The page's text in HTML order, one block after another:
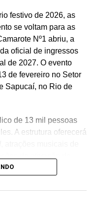
FERNANDA
Pereira
Eduarda Navarro /
festivo de 2026, as
se voltam para as
Nº1 abriu, a
oficial de ingressos
de 2027. O evento
de fevereiro no Setor
Sapucaí, no Rio de
de 13 mil pessoas
A estrutura oferecerá
é um projeto que faz
ainda mais,
Esher, sócio, diretor